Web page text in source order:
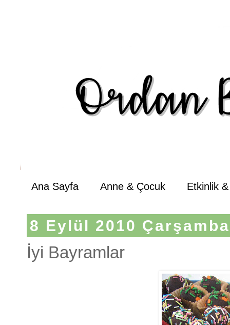
Ana Sayfa Anne & Çocuk Etkinlik
8 Eylül 2010 Çarşamba
İyi Bayramlar